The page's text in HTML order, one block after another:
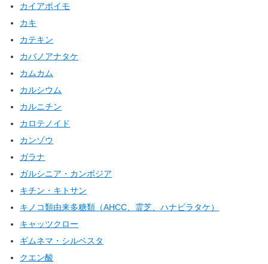
カイアポイモ
カキ
カテキン
カバノアナタケ
カムカム
カルシウム
カルニチン
カロテノイド
カンゾウ
ガラナ
ガルシニア・カンボジア
キチン・キトサン
キノコ類由来多糖類（AHCC、霊芝、ハナビラタケ）
キャッツクロー
ギムネマ・シルベスタ
クエン酸